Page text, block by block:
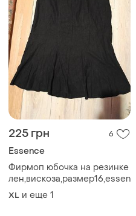
225 грн 6
Essence
Фирмоп юбочка на резинке
XL и еще 1